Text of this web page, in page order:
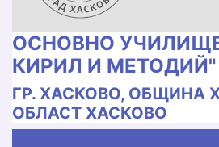
ОСНОВНО
КИРИЛ И МЕТОДИЙ"
ГР. ХАСКОВО, ОБЩИНА
ОБЛАСТ ХАСКОВО